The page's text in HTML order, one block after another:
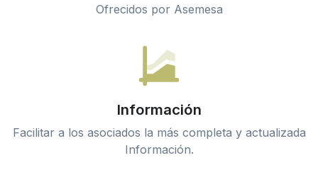
Ofrecidos por Asemesa
Información
Facilitar a los asociados la más completa y actualizada
Información.